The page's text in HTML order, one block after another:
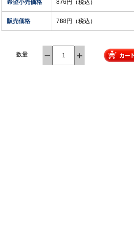
希望小売価格 876円（税込）
販売価格 788円（税込）
数量